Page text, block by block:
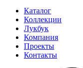
Каталог
Коллекции
Лукбук
Компания
Проекты
Контакты